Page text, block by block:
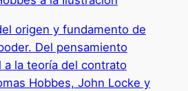
origen y fundamento de
Del pensamiento
a la teoría del contrato
Hobbes, John Locke y